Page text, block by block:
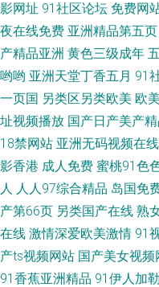
影网址 91社区论坛 免费网
夜在线免费 亚洲精品第五页
产精品亚洲 黄色三级成年
哟哟 亚洲天堂丁香五月 91
一页国 另类区另类欧美 欧
址视频播放 国产日产美产
18禁网站 亚洲无码视频在线
影香港 成人免费 蜜桃91色
人 人人97综合精品 岛国免
产第66页 另类国产在线 熟
在线 激情深爱欧美激情 91
产ts视频网站 国产美女视频
91香蕉亚洲精品 91伊人加